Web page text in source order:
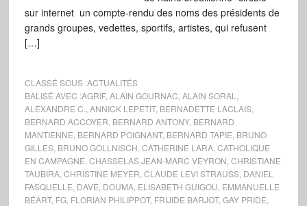
sur internet un compte-rendu des noms des présidents de
grands groupes, vedettes, sportifs, artistes, qui refusent
[…]
CLASSÉ SOUS :ACTUALITÉS
BALISÉ AVEC :AGRIF, ALAIN GOURNAC ALAIN SORAL
ALEXANDRE C. ANNICK LEPETIT, BERNADETTE LACLAIS,
BERNARD ACCOYER BERNARD ANTONY, BERNARD
MANTIENNE BERNARD POIGNANT, BERNARD TAPIE BRUNO
GILLES, BRUNO GOLLNISCH CATHERINE LARA, CATHOLIQUE
EN CAMPAGNE CHASSELAS JEAN-MARC VEYRON CHRISTIANE
TAUBIRA, CHRISTINE MEYER CLAUDE LEVI STRAUSS, DANIEL
FASQUELLE DAVE DOUMA, ELISABETH GUIGOU EMMANUELLE
BÉART, FG, FLORIAN PHILIPPOT, FRIJIDE BARJOT, GAY PRIDE